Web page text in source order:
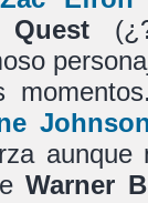
Warner